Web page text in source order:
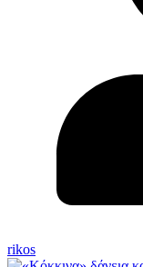
rikos